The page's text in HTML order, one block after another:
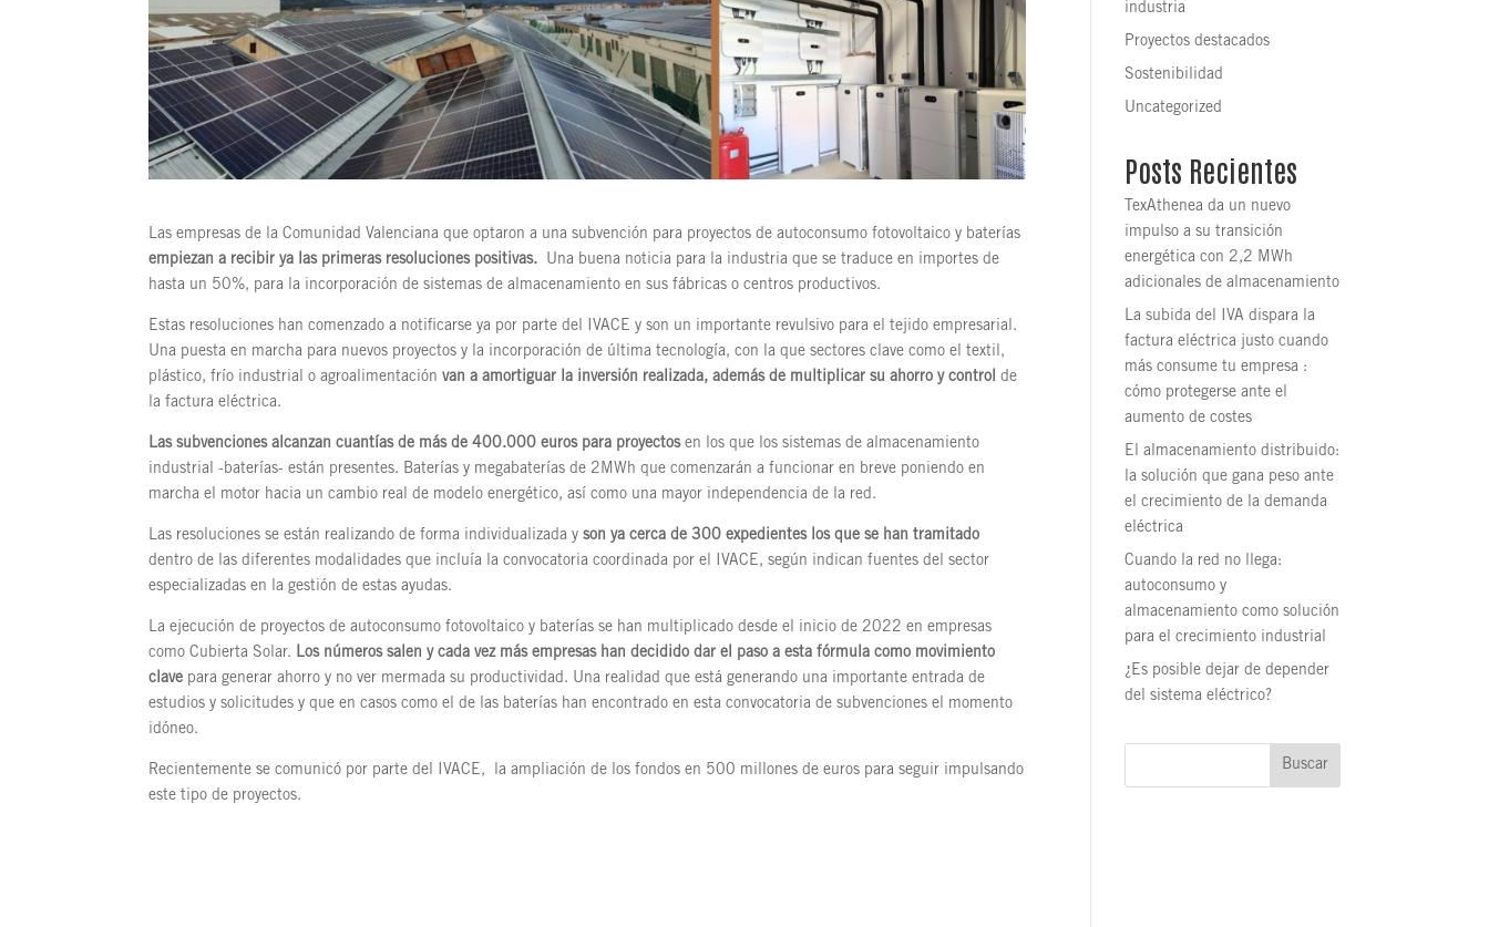
Las empresas de la Comunidad Valenciana que optaron a una subvención para proyectos de autoconsumo fotovoltaico y baterías
empiezan a recibir ya las primeras resoluciones positivas. Una buena noticia para la industria que se traduce en importes de
hasta un 50%, para la incorporación de sistemas de almacenamiento en sus fábricas o centros productivos.
Estas resoluciones han comenzado a notificarse ya por parte del IVACE y son un importante revulsivo para el tejido empresarial.
Una puesta en marcha para nuevos proyectos y la incorporación de última tecnología, con la que sectores clave como el textil,
plástico, frío industrial o agroalimentaciónvan a amortiguar la inversión realizada, además de multiplicar su ahorro y control de
la factura eléctrica.
Las subvenciones alcanzan cuantías de más de 400.000 euros para proyectosen los que los sistemas de almacenamiento
industrial -baterías- están presentes. Baterías y megabaterías de 2MWh que comenzarán a funcionar en breve poniendo en
marcha el motor hacia un cambio real de modelo energético, así como una mayor independencia de la red.
Las resoluciones se están realizando de forma individualizada yson ya cerca de 300 expedientes los que se han tramitado
dentro de las diferentes modalidades que incluía la convocatoria coordinada por el IVACE, según indican fuentes del sector
especializadas en la gestión de estas ayudas.
La ejecución de proyectos de autoconsumo fotovoltaico y baterías se han multiplicado desde el inicio de 2022 en empresas
como Cubierta Solar. Los números salen y cada vez más empresas han decidido dar el paso a esta fórmula como movimiento
clave para generar ahorro y no ver mermada su productividad. Una realidad que está generando una importante entrada de
estudios y solicitudes y que en casos como el de las baterías han encontrado en esta convocatoria de subvenciones el momento
idóneo.
Recientemente se comunicó por parte del IVACE, la ampliación de los fondos en 500 millones de euros para seguir impulsando
este tipo de proyectos.
industria
Proyectos destacados
Sostenibilidad
Uncategorized
Posts Recientes
TexAthenea da un nuevo
impulso a su transición
energética con 2,2 MWh
adicionales de almacenamiento
La subida del IVA dispara la
factura eléctrica justo cuando
más consume tu empresa :
cómo protegerse ante el
aumento de costes
El almacenamiento distribuido:
la solución que gana peso ante
el crecimiento de la demanda
eléctrica
Cuando la red no llega:
autoconsumo y
almacenamiento como solución
para el crecimiento industrial
¿Es posible dejar de depender
del sistema eléctrico?
Buscar